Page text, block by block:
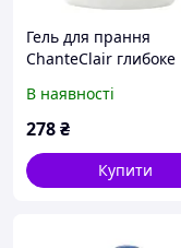
Гель для прання
ChanteClair глибоке
прань)
В наявності
278₴
Купити